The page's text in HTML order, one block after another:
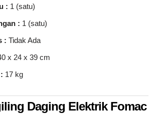
: 1 (satu)
: 1 (satu)
: Tidak Ada
x 24 x 39 cm
17 kg
Daging Elektrik Fomac